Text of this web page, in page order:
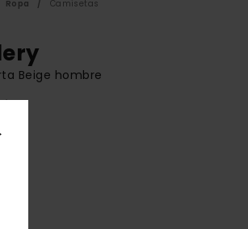
Ropa Camisetas
Beige hombre